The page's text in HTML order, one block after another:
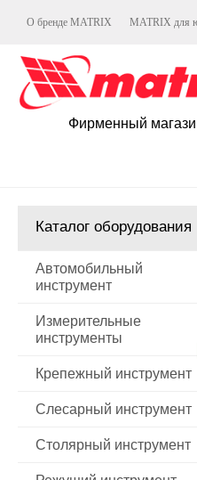
О бренде MATRIX MATRIX для
Фирменный
Каталог оборудования
Автомобильный
инструмент
Измерительные
инструменты
Крепежный инструмент
Слесарный инструмент
Столярный инструмент